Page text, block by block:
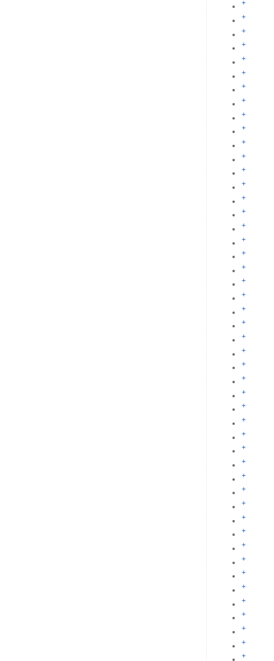
+
+
+
+
+
+
+
+
+
+
+
+
+
+
+
+
+
+
+
+
+
+
+
+
+
+
+
+
+
+
+
+
+
+
+
+
+
+
+
+
+
+
+
+
+
+
+
+